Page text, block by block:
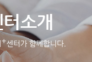
자료실
질문하기
칭찬하기
불친절 신고하기
소개
+센터가 함께합니다.